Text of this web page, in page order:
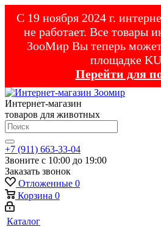
С 19 ноября 2024 г.
не работает. Все товары
ЗооМир Вы теперь
площадке
Перейти для
Интернет-магазин
товаров для животных
+7 (911) 663-33-04
Звоните с 10:00 до 19:00
Заказать звонок
Отложенные 0
Корзина 0
Каталог